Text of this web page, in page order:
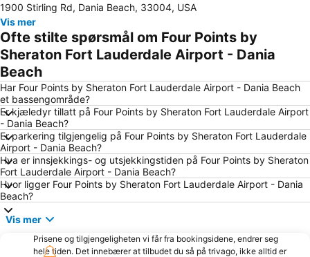
Aventura Mall
Miami Beach Boardwalk
Las Olas Boulevard
Coconut Grove
Miami Beach Convention Center
Downtown Miami
Bayfront Park
Vizcaya Museum and Gardens
Miami Beach Marina
Miami Beach Visitor Center
Kaseya Center
Hard Rock Cafe Miami
The Galleria at Ft Lauderdale
Collins Avenue
FAU Stadium
FORT LAUDERDALE INTERNATIONAL BOAT SHOW
Chase Stadium
Bay Cruise Evening
The Fort Lauderdale Ghost Tours
Lincoln Road Shops
Freedom Tower
1900 Stirling Rd, Dania Beach, 33004, USA
Vis mer
Ofte stilte spørsmål om Four Points by
Sheraton Fort Lauderdale Airport - Dania
Beach
Har Four Points by Sheraton Fort Lauderdale Airport - Dania Beach
et bassengområde?
Er kjæledyr tillatt på Four Points by Sheraton Fort Lauderdale Airport
- Dania Beach?
Er parkering tilgjengelig på Four Points by Sheraton Fort Lauderdale
Airport - Dania Beach?
Hva er innsjekkings- og utsjekkingstiden på Four Points by Sheraton
Fort Lauderdale Airport - Dania Beach?
Hvor ligger Four Points by Sheraton Fort Lauderdale Airport - Dania
Beach?
Vis mer
Prisene og tilgjengeligheten vi får fra bookingsidene, endrer seg
hele tiden. Det innebærer at tilbudet du så på trivago, ikke alltid er